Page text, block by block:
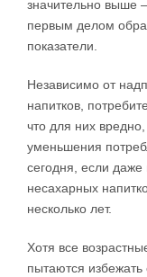
значительно выше
первым делом
показатели.
Независимо от
напитков,
что для них
уменьшения
сегодня, если
несахарных
несколько лет.
Хотя все
пытаются